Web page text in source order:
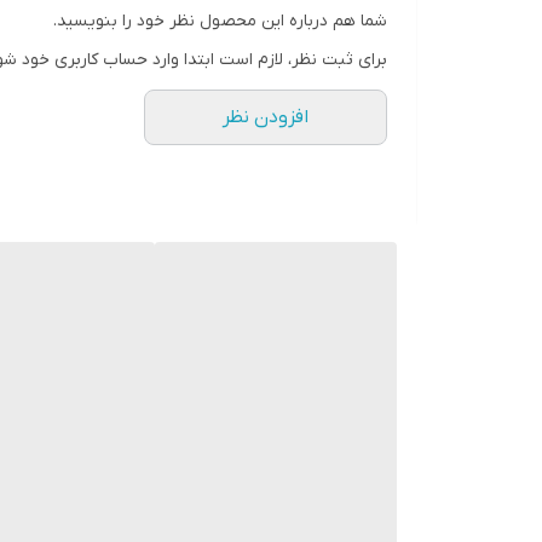
شما هم درباره این محصول نظر خود را بنویسید.
برای ثبت نظر، لازم است ابتدا وارد حساب کاربری خود
افزودن نظر